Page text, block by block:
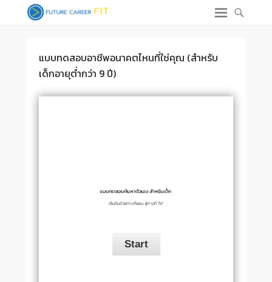
แบบทดสอบอาชีพอนาคตไหนที่ใช่คุณ (สำหรับ
เด็กอายุต่ำกว่า 9 ปี)